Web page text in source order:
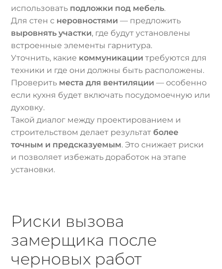
использовать подложки под мебель.
Для стен с неровностями — предложить
выровнять участки, где будут установлены
встроенные элементы гарнитура.
Уточнить, какие коммуникации требуются для
техники и где они должны быть расположены.
Проверить места для вентиляции — особенно
если кухня будет включать посудомоечную или
духовку.
Такой диалог между проектированием и
строительством делает результат более
точным и предсказуемым. Это снижает риски
и позволяет избежать доработок на этапе
установки.
Риски вызова
замерщика после
черновых работ